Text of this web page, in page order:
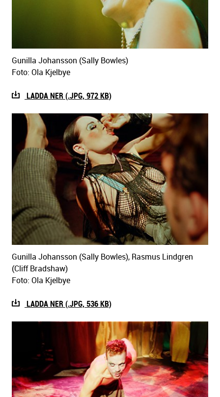
Gunilla Johansson (Sally Bowles)
Foto: Ola Kjelbye
LADDA NER (.JPG, 972 KB)
Gunilla Johansson (Sally Bowles), Rasmus Lindgren
(Cliff Bradshaw)
Foto: Ola Kjelbye
LADDA NER (.JPG, 536 KB)